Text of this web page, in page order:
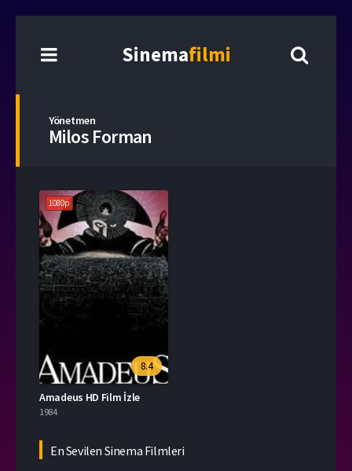
Sinemafilmi
Yönetmen
Milos Forman
1080p
8.4
Amadeus HD Film İzle
1984
En Sevilen Sinema Filmleri